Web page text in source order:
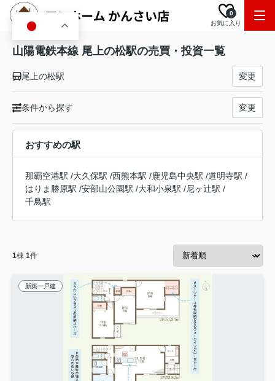
お気に入り
0
山陽電鉄本線 尾上の松駅の売買・投資一覧
尾上の松駅 変更
条件から探す 変更
おすすめの駅
那覇空港駅 /大久保駅 /西熊本駅 /鹿児島中央駅 /道明寺駅 /
はりま勝原駅 /安部山公園駅 /大和小泉駅 /尼ヶ辻駅 /
千鳥駅
1棟 1件
新築一戸建